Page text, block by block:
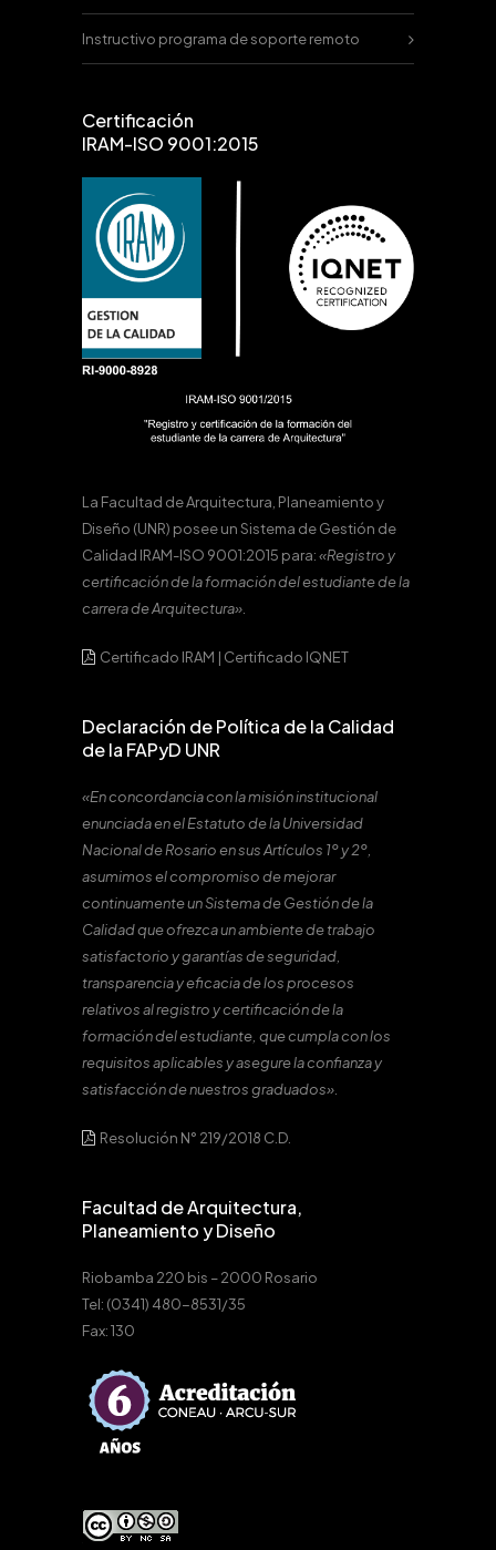
Instructivo programa de soporte remoto
Certificación
IRAM-ISO 9001:2015
La Facultad de Arquitectura, Planeamiento y
Diseño (UNR) posee un Sistema de Gestión de
Calidad IRAM-ISO 9001:2015 para:«Registro y
certificación de la formación del estudiante de la
carrera de Arquitectura».
Certificado IRAM | Certificado IQNET
Declaración de Política de la Calidad
de la FAPyD UNR
«En concordancia con la misión institucional
enunciada en el Estatuto de la Universidad
Nacional de Rosario en sus Artículos 1º y 2º,
asumimos el compromiso de mejorar
continuamente un Sistema de Gestión de la
Calidad que ofrezca un ambiente de trabajo
satisfactorio y garantías de seguridad,
transparencia y eficacia de los procesos
relativos al registro y certificación de la
formación del estudiante, que cumpla con los
requisitos aplicables y asegure la confianza y
satisfacción de nuestros graduados».
Resolución N° 219/2018 C.D.
Facultad de Arquitectura,
Planeamiento y Diseño
Riobamba 220 bis – 2000 Rosario
Tel: (0341) 480-8531/35
Fax: 130